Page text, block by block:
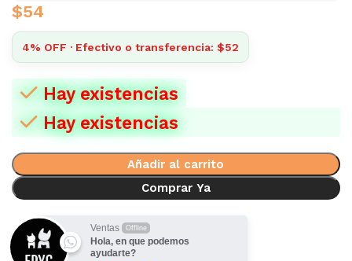
$54
4% OFF · Efectivo o transferencia: $52
Hay existencias
Hay existencias
Añadir al carrito
Comprar Ya
Ventas Offline
Hola, en que podemos
ayudarte?